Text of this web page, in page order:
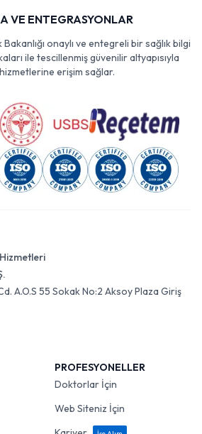
VE ENTEGRASYONLAR
onaylı ve entegreli bir sağlık bilgi
ile tescillenmiş güvenilir altyapısıyla
erişim sağlar.
A.O.S 55 Sokak No:2 Aksoy Plaza Giriş
PROFESYONELLER
Doktorlar İçin
Web Siteniz İçin